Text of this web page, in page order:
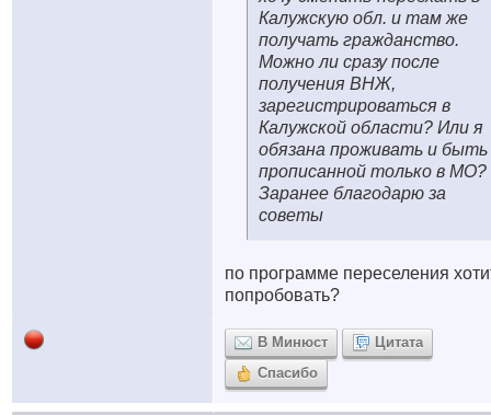
Калужскую обл. и там же
получать гражданство.
Можно ли сразу после
получения ВНЖ,
зарегистрироваться в
Калужской области? Или я
обязана проживать и быть
прописанной только в МО?
Заранее благодарю за
советы
по программе переселения
попробовать?
В Минюст
Цитата
Спасибо